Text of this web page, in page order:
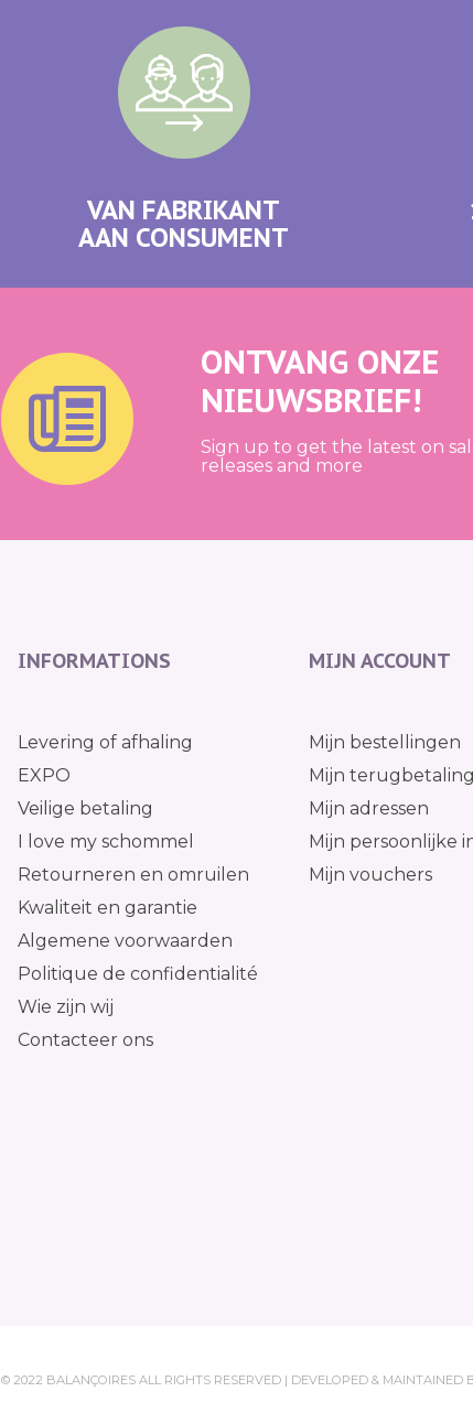
VAN FABRIKANT
AAN CONSUMENT
ONTVANG ONZE
NIEUWSBRIEF!
Sign up to get the latest on
releases and more
INFORMATIONS
Levering of afhaling
EXPO
Veilige betaling
I love my schommel
Retourneren en omruilen
Kwaliteit en garantie
Algemene voorwaarden
Politique de confidentialité
Wie zijn wij
Contacteer ons
MIJN ACCOUNT
Mijn bestellingen
Mijn
Mijn adressen
Mijn persoonlijke
Mijn vouchers
© 2022 BALANÇOIRES ALL RIGHTS RESERVED | DEVELOPED & MAINTAINED